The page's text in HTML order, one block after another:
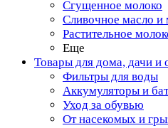
Сгущенное молоко
Сливочное масло и
Растительное
Еще
Товары для дома, дачи и
Фильтры для воды
Аккумуляторы и
Уход за обувью
От насекомых и